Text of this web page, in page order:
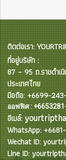
ติดต่อเรา:
ที่อยู่บริษัท :
87 – 95 ถ.ราชดำเ
ประเทศไทย
มือถือ: +6699-
ออฟฟิศ :
อีเมล์:
WhatsApp:
Wechat ID:
Line ID: